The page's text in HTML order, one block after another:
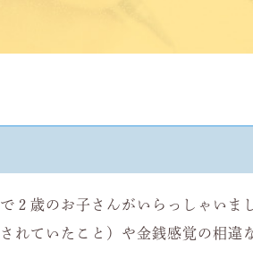
２歳のお子さんがいらっしゃいま
れていたこと）や金銭感覚の相違